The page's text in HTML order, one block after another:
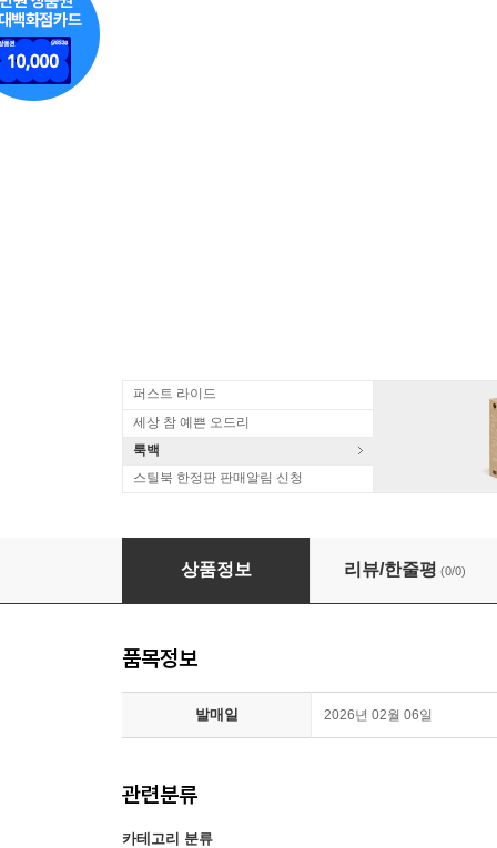
퍼스트 라이드
세상 참 예쁜 오드리
룩백
스틸북 한정판 판매알림 신청
바흐: 골드베르크 변주곡 (바흐: Goldberg
상품정보 리뷰/한줄평 (0/0)
품목정보
발매일 2026년 02월 06일
관련분류
카테고리 분류